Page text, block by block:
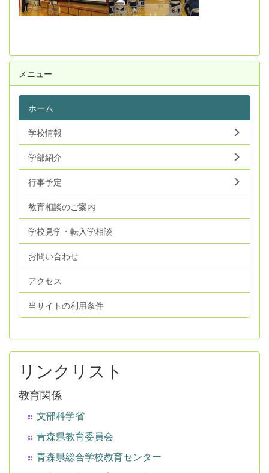
メニュー
ホーム
学校情報
学部紹介
行事予定
教育相談のご案内
学校見学・転入学相談
お問い合わせ
アクセス
当サイトの利用条件
リンクリスト
教育関係
文部科学省
青森県教育委員会
青森県総合学校教育センター